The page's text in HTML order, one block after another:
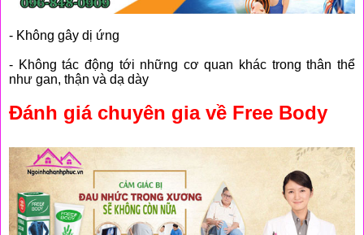
- Không gây dị ứng
- Không tác động tới những cơ quan khác trong thân thể
như gan, thận và dạ dày
Đánh giá chuyên gia về Free Body